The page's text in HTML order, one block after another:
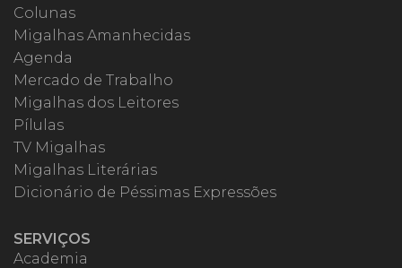
Colunas
Migalhas Amanhecidas
Agenda
Mercado de Trabalho
Migalhas dos Leitores
Pílulas
TV Migalhas
Migalhas Literárias
Dicionário de Péssimas Expressões
SERVIÇOS
Academia